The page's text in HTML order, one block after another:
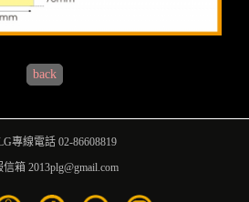
back
專線電話 02-86608819
箱 2013plg@gmail.com